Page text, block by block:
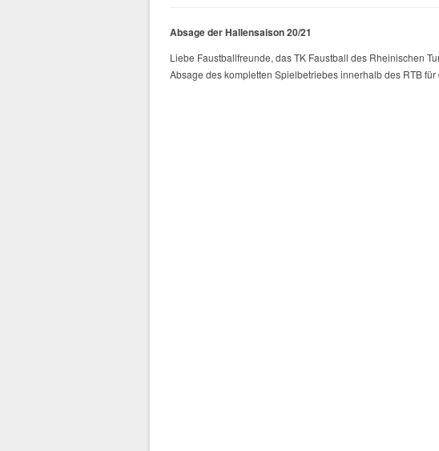
Absage der Hallensaison 20/21
Liebe Faustballfreunde, das TK Faustball des Rheinischen
Absage des kompletten Spielbetriebes innerhalb des RTB